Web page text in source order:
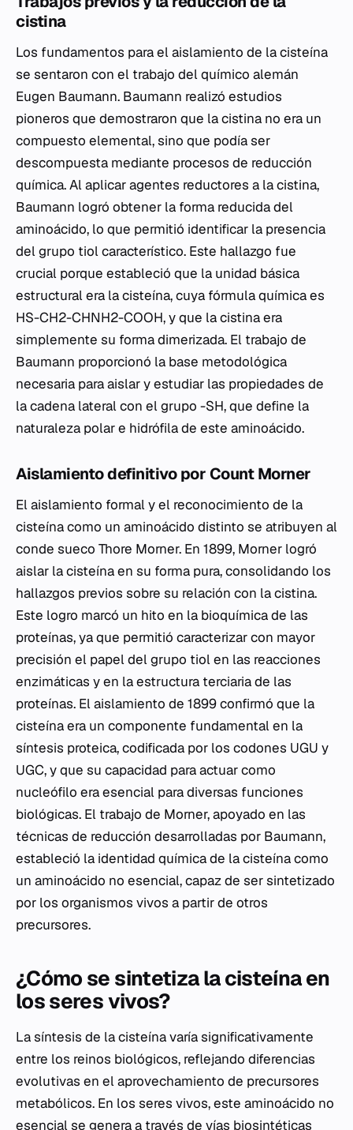
cistina
Los fundamentos para el aislamiento de la cisteína
se sentaron con el trabajo del químico alemán
Eugen Baumann. Baumann realizó estudios
pioneros que demostraron que la cistina no era un
compuesto elemental, sino que podía ser
descompuesta mediante procesos de reducción
química. Al aplicar agentes reductores a la cistina,
Baumann logró obtener la forma reducida del
aminoácido, lo que permitió identificar la presencia
del grupo tiol característico. Este hallazgo fue
crucial porque estableció que la unidad básica
estructural era la cisteína, cuya fórmula química es
HS-CH2-CHNH2-COOH, y que la cistina era
simplemente su forma dimerizada. El trabajo de
Baumann proporcionó la base metodológica
necesaria para aislar y estudiar las propiedades de
la cadena lateral con el grupo -SH, que define la
naturaleza polar e hidrófila de este aminoácido.
Aislamiento definitivo por Count Morner
El aislamiento formal y el reconocimiento de la
cisteína como un aminoácido distinto se atribuyen al
conde sueco Thore Morner. En 1899, Morner logró
aislar la cisteína en su forma pura, consolidando los
hallazgos previos sobre su relación con la cistina.
Este logro marcó un hito en la bioquímica de las
proteínas, ya que permitió caracterizar con mayor
precisión el papel del grupo tiol en las reacciones
enzimáticas y en la estructura terciaria de las
proteínas. El aislamiento de 1899 confirmó que la
cisteína era un componente fundamental en la
síntesis proteica, codificada por los codones UGU y
UGC, y que su capacidad para actuar como
nucleófilo era esencial para diversas funciones
biológicas. El trabajo de Morner, apoyado en las
técnicas de reducción desarrolladas por Baumann,
estableció la identidad química de la cisteína como
un aminoácido no esencial, capaz de ser sintetizado
por los organismos vivos a partir de otros
precursores.
¿Cómo se sintetiza la cisteína en
los seres vivos?
La síntesis de la cisteína varía significativamente
entre los reinos biológicos, reflejando diferencias
evolutivas en el aprovechamiento de precursores
metabólicos. En los seres vivos, este aminoácido no
esencial se genera a través de vías biosintéticas